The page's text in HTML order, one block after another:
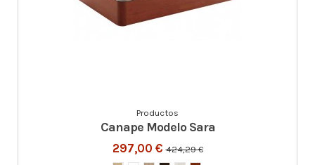
Productos
Canape Modelo Sara
297,00 €424,29 €